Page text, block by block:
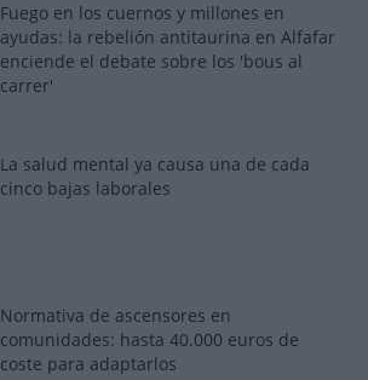
Fuego en los cuernos y millones en
ayudas: la rebelión antitaurina en Alfafar
enciende el debate sobre los 'bous al
carrer'
La salud mental ya causa una de cada
cinco bajas laborales
Normativa de ascensores en
comunidades: hasta 40.000 euros de
coste para adaptarlos